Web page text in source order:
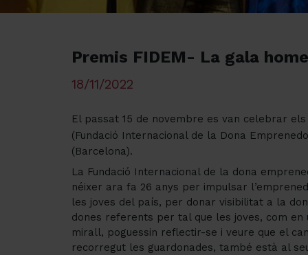
Premis FIDEM- La gala
18/11/2022
El passat 15 de novembre es van celebrar els
(Fundació Internacional de la Dona
(Barcelona).
La Fundació Internacional de la dona
néixer ara fa 26 anys per impulsar
les joves del país, per donar visibilitat a la
dones referents per tal que les joves, com en
mirall, poguessin reflectir-se i veure que el
recorregut les guardonades, també està al